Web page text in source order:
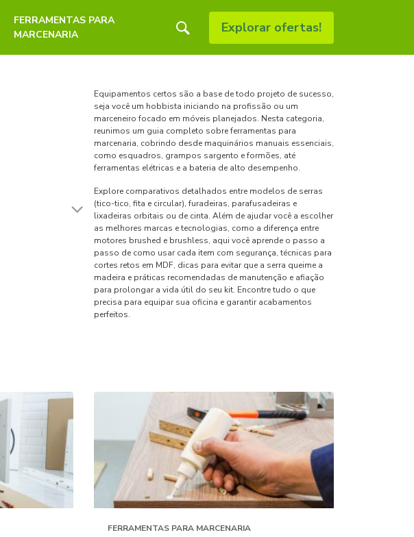
FERRAMENTAS PARA
MARCENARIA
Explorar ofertas!
Equipamentos certos são a base de todo projeto de sucesso,
seja você um hobbista iniciando na profissão ou um
marceneiro focado em móveis planejados. Nesta categoria,
reunimos um guia completo sobre ferramentas para
marcenaria, cobrindo desde maquinários manuais essenciais,
como esquadros, grampos sargento e formões, até
ferramentas elétricas e a bateria de alto desempenho.
Explore comparativos detalhados entre modelos de serras
(tico-tico, fita e circular), furadeiras, parafusadeiras e
lixadeiras orbitais ou de cinta. Além de ajudar você a escolher
as melhores marcas e tecnologias, como a diferença entre
motores brushed e brushless, aqui você aprende o passo a
passo de como usar cada item com segurança, técnicas para
cortes retos em MDF, dicas para evitar que a serra queime a
madeira e práticas recomendadas de manutenção e afiação
para prolongar a vida útil do seu kit. Encontre tudo o que
precisa para equipar sua oficina e garantir acabamentos
perfeitos.
FERRAMENTAS PARA MARCENARIA